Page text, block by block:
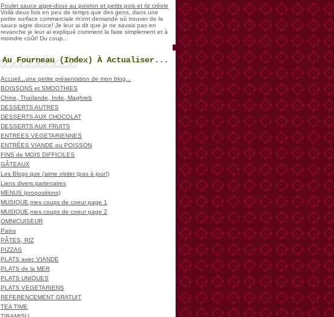
Poulet sauce aigre-doux au poivron et petits pois et riz créole
Voilà deux fois en peu de temps que des gens, dans une
petite surface commerciale m'ont demandé où trouver de la
sauce aigre douce! Je leur ai dit que je ne savais pas en
revanche je leur ai expliqué comment la faire simplement et à
moindre coût! Du coup...
Au Fourneau (Index) À Actualiser...
Accueil...une petite présentation de mon blog...
BOISSONS et SMOOTHIES
Chine, Thaïlande, Inde, Maghreb
DESSERTS AUTRES
DESSERTS AUX CHOCOLAT
DESSERTS AUX FRUITS
ENTREES VEGETARIENNES
ENTRÉES VIANDE ou POISSON
FINS de MOIS DIFFICILES
GÂTEAUX
Les Blogs que j'aime visiter (pas à jour!)
Liens divers partenaires
MENUS (propositions)
MUSIQUE,mes coups de coeur page 1
MUSIQUE,mes coups de coeur page 2
OMNICUISEUR
Pains
PÂTES, RIZ
PIZZAS
PLATS avec VIANDE
PLATS de la MER
PLATS UNIQUES
PLATS VEGETARIENS
REFERENCEMENT GRATUIT
TEA TIME